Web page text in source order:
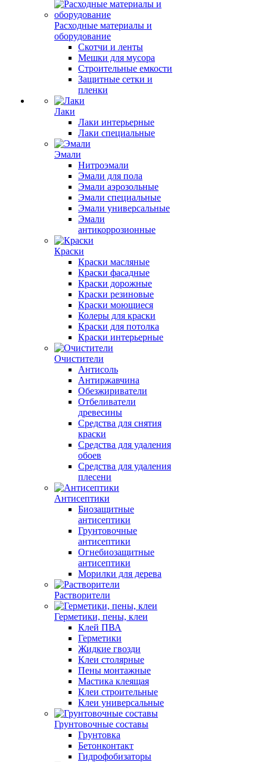
Расходные материалы и
оборудование
Скотчи и ленты
Мешки для мусора
Строительные емкости
Защитные сетки и
пленки
Лаки
Лаки интерьерные
Лаки специальные
Эмали
Нитроэмали
Эмали для пола
Эмали аэрозольные
Эмали специальные
Эмали универсальные
Эмали
антикоррозионные
Краски
Краски масляные
Краски фасадные
Краски дорожные
Краски резиновые
Краски моющиеся
Колеры для краски
Краски для потолка
Краски интерьерные
Очистители
Антисоль
Антиржавчина
Обезжириватели
Отбеливатели
древесины
Средства для снятия
краски
Средства для удаления
обоев
Средства для удаления
плесени
Антисептики
Биозащитные
антисептики
Грунтовочные
антисептики
Огнебиозащитные
антисептики
Морилки для дерева
Растворители
Герметики, пены, клеи
Клей ПВА
Герметики
Жидкие гвозди
Клеи столярные
Пены монтажные
Мастика клеящая
Клеи строительные
Клеи универсальные
Грунтовочные составы
Грунтовка
Бетонконтакт
Гидрофобизаторы